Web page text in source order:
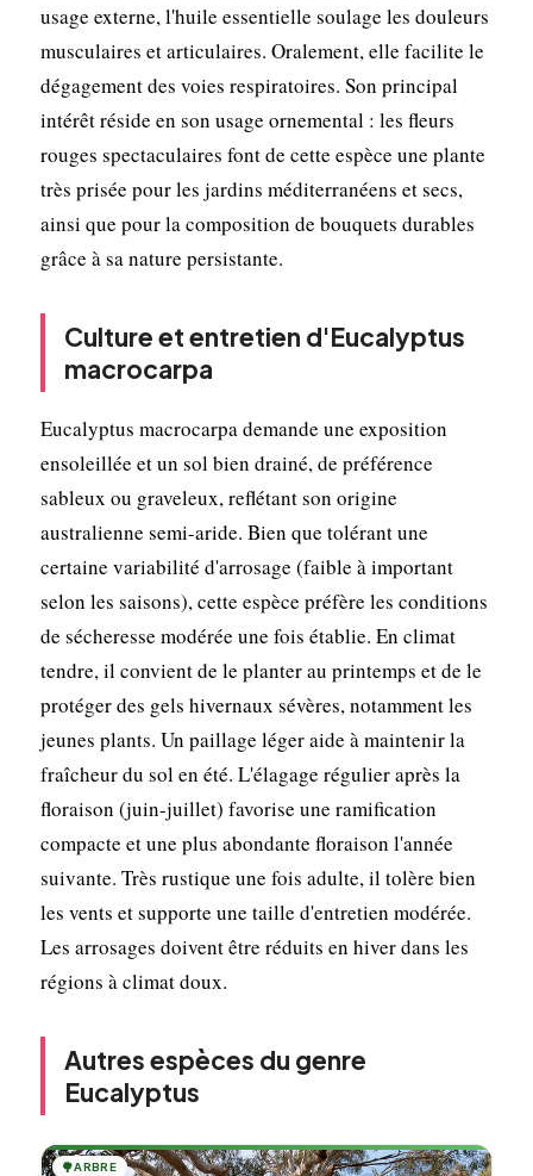
usage externe, l'huile essentielle soulage les douleurs
musculaires et articulaires. Oralement, elle facilite le
dégagement des voies respiratoires. Son principal
intérêt réside en son usage ornemental : les fleurs
rouges spectaculaires font de cette espèce une plante
très prisée pour les jardins méditerranéens et secs,
ainsi que pour la composition de bouquets durables
grâce à sa nature persistante.
Culture et entretien d'Eucalyptus
macrocarpa
Eucalyptus macrocarpa demande une exposition
ensoleillée et un sol bien drainé, de préférence
sableux ou graveleux, reflétant son origine
australienne semi-aride. Bien que tolérant une
certaine variabilité d'arrosage (faible à important
selon les saisons), cette espèce préfère les conditions
de sécheresse modérée une fois établie. En climat
tendre, il convient de le planter au printemps et de le
protéger des gels hivernaux sévères, notamment les
jeunes plants. Un paillage léger aide à maintenir la
fraîcheur du sol en été. L'élagage régulier après la
floraison (juin-juillet) favorise une ramification
compacte et une plus abondante floraison l'année
suivante. Très rustique une fois adulte, il tolère bien
les vents et supporte une taille d'entretien modérée.
Les arrosages doivent être réduits en hiver dans les
régions à climat doux.
Autres espèces du genre
Eucalyptus
🌳ARBRE